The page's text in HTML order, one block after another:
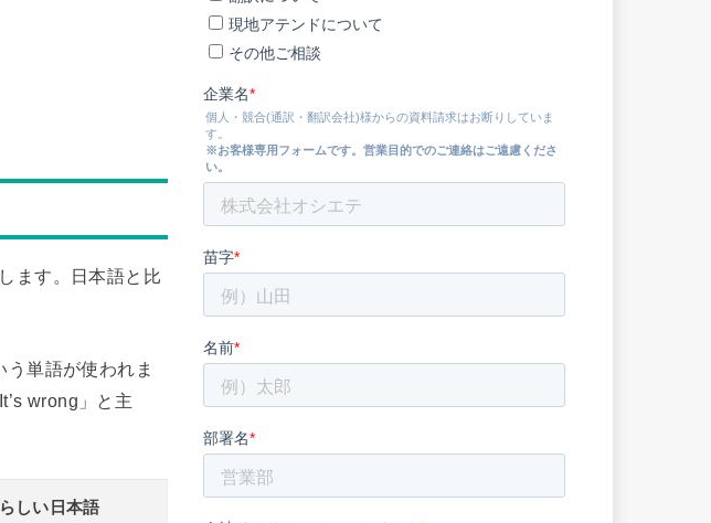
ます。日本語と比
単語が使われま
wrong」と主
しい日本語